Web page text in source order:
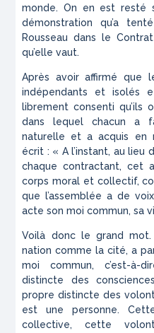
monde. On en est resté
démonstration qu’a
Rousseau dans le
qu’elle vaut.
Après avoir affirmé que
indépendants et isolés
librement consenti
dans lequel chacun a
naturelle et a acquis en
écrit : « A l’instant, au lieu
chaque contractant, cet
corps moral et collectif,
que l’assemblée a de
acte sonmoi commun, sa
Voilà donc le grand
nation comme la cité, a
moi commun, c’est-à-
distincte des
propre distincte des
est une personne.
collective, cette